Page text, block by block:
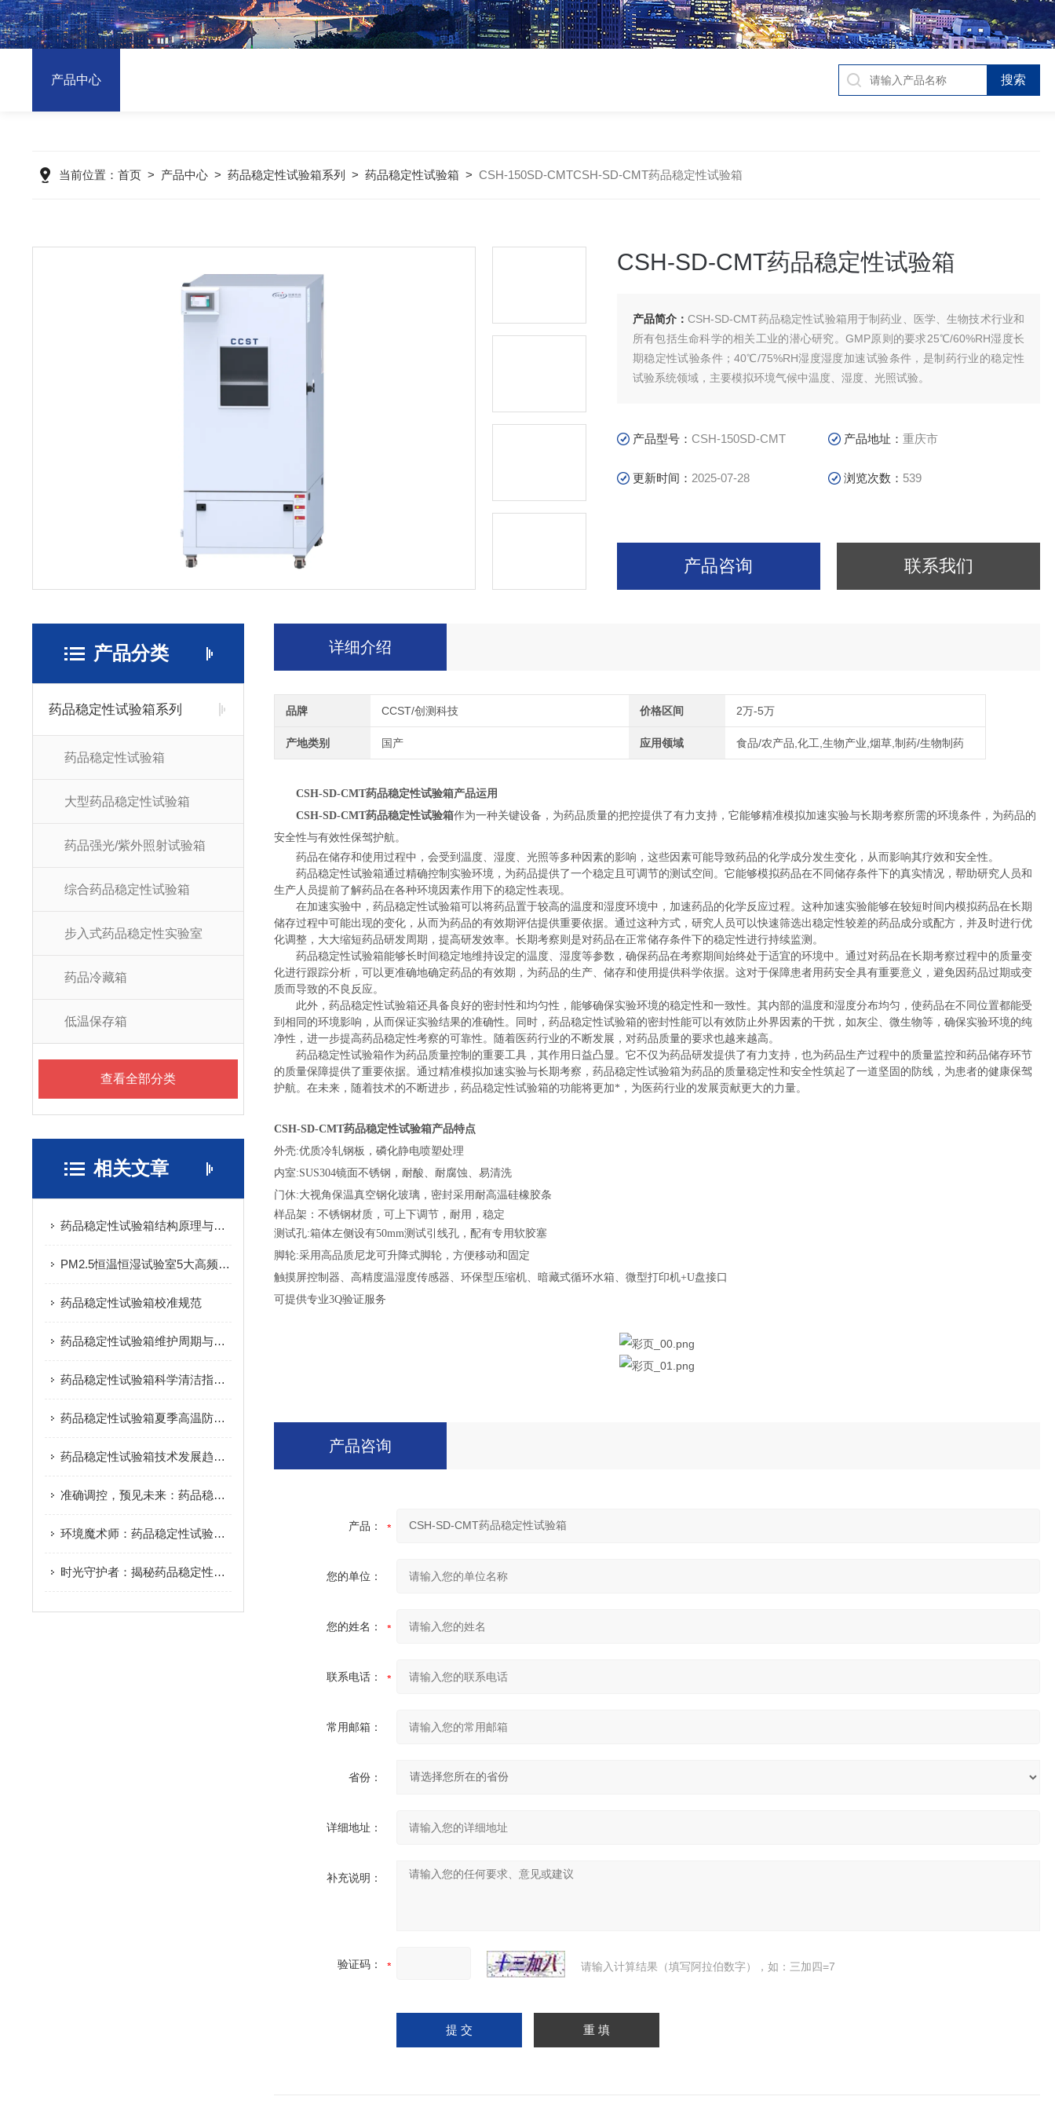
产品中心
当前位置： 首页> 产品中心> 药品稳定性试验箱系列 > 药品稳定性试验箱 > CSH-150SD-CMTCSH-SD-CMT药品稳定性试验箱
CSH-SD-CMT药品稳定性试验箱
产品简介：CSH-SD-CMT药品稳定性试验箱用于制药业、医学、生物技术行业和
所有包括生命科学的相关工业的潜心研究。GMP原则的要求25℃/60%RH湿度长
期稳定性试验条件；40℃/75%RH湿度湿度加速试验条件，是制药行业的稳定性
试验系统领域，主要模拟环境气候中温度、湿度、光照试验。
产品型号： CSH-150SD-CMT 产品地址：重庆市
更新时间： 2025-07-28 浏览次数： 539
产品咨询 联系我们
产品分类
药品稳定性试验箱系列
药品稳定性试验箱
大型药品稳定性试验箱
药品强光/紫外照射试验箱
综合药品稳定性试验箱
步入式药品稳定性实验室
药品冷藏箱
低温保存箱
查看全部分类
相关文章
药品稳定性试验箱结构原理与基本介绍
PM2.5恒温恒湿试验室5大高频故障快速排查
药品稳定性试验箱校准规范
药品稳定性试验箱维护周期与标准：科学延长设备寿命的实践指南
药品稳定性试验箱科学清洁指南：守护药品试验数据的洁净基石
药品稳定性试验箱夏季高温防护全攻略：科学运维守护关键数据
药品稳定性试验箱技术发展趋势与市场前景
准确调控，预见未来：药品稳定性试验箱的预见性科技
环境魔术师：药品稳定性试验箱的变脸艺术
时光守护者：揭秘药品稳定性试验箱的恒久奥秘
详细介绍
品牌 CCST/创测科技 价格区间 2万-5万
产地类别 国产 应用领域 食品/农产品,化工,生物产业,烟草,制药/生物制药
CSH-SD-CMT药品稳定性试验箱产品运用
CSH-SD-CMT药品稳定性试验箱作为一种关键设备，为药品质量的把控提供了有力支持，它能够精准模拟加速实验与长期考察所需的环境条件，为药品的
安全性与有效性保驾护航。
药品在储存和使用过程中，会受到温度、湿度、光照等多种因素的影响，这些因素可能导致药品的化学成分发生变化，从而影响其疗效和安全性。
药品稳定性试验箱通过精确控制实验环境，为药品提供了一个稳定且可调节的测试空间。它能够模拟药品在不同储存条件下的真实情况，帮助研究人员和
生产人员提前了解药品在各种环境因素作用下的稳定性表现。
在加速实验中，药品稳定性试验箱可以将药品置于较高的温度和湿度环境中，加速药品的化学反应过程。这种加速实验能够在较短时间内模拟药品在长期
储存过程中可能出现的变化，从而为药品的有效期评估提供重要依据。通过这种方式，研究人员可以快速筛选出稳定性较差的药品成分或配方，并及时进行优
化调整，大大缩短药品研发周期，提高研发效率。长期考察则是对药品在正常储存条件下的稳定性进行持续监测。
药品稳定性试验箱能够长时间稳定地维持设定的温度、湿度等参数，确保药品在考察期间始终处于适宜的环境中。通过对药品在长期考察过程中的质量变
化进行跟踪分析，可以更准确地确定药品的有效期，为药品的生产、储存和使用提供科学依据。这对于保障患者用药安全具有重要意义，避免因药品过期或变
质而导致的不良反应。
此外，药品稳定性试验箱还具备良好的密封性和均匀性，能够确保实验环境的稳定性和一致性。其内部的温度和湿度分布均匀，使药品在不同位置都能受
到相同的环境影响，从而保证实验结果的准确性。同时，药品稳定性试验箱的密封性能可以有效防止外界因素的干扰，如灰尘、微生物等，确保实验环境的纯
净性，进一步提高药品稳定性考察的可靠性。随着医药行业的不断发展，对药品质量的要求也越来越高。
药品稳定性试验箱作为药品质量控制的重要工具，其作用日益凸显。它不仅为药品研发提供了有力支持，也为药品生产过程中的质量监控和药品储存环节
的质量保障提供了重要依据。通过精准模拟加速实验与长期考察，药品稳定性试验箱为药品的质量稳定性和安全性筑起了一道坚固的防线，为患者的健康保驾
护航。在未来，随着技术的不断进步，药品稳定性试验箱的功能将更加*，为医药行业的发展贡献更大的力量。
CSH-SD-CMT药品稳定性试验箱产品特点
外壳:优质冷轧钢板，磷化静电喷塑处理
内室:SUS304镜面不锈钢，耐酸、耐腐蚀、易清洗
门休:大视角保温真空钢化玻璃，密封采用耐高温硅橡胶条
样品架：不锈钢材质，可上下调节，耐用，稳定
测试孔:箱体左侧设有50mm测试引线孔，配有专用软胶塞
脚轮:采用高品质尼龙可升降式脚轮，方便移动和固定
触摸屏控制器、高精度温湿度传感器、环保型压缩机、暗藏式循环水箱、微型打印机+U盘接口
可提供专业3Q验证服务
产品咨询
产品：
您的单位：
您的姓名：
联系电话：
常用邮箱：
省份：
详细地址：
补充说明：
验证码： 请输入计算结果（填写阿拉伯数字），如：三加四=7